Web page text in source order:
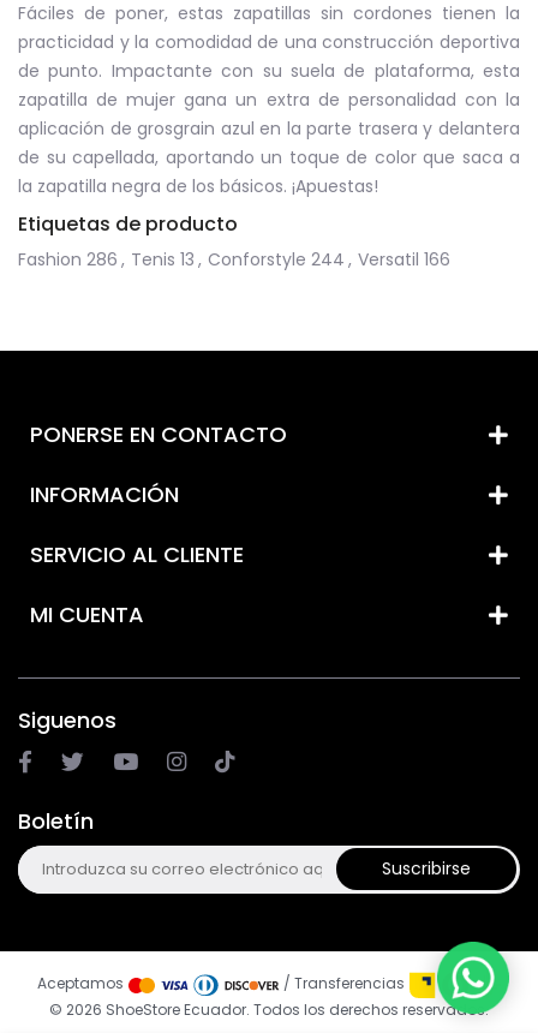
Fáciles de poner, estas zapatillas sin cordones tienen la
practicidad y la comodidad de una construcción deportiva
de punto. Impactante con su suela de plataforma, esta
zapatilla de mujer gana un extra de personalidad con la
aplicación de grosgrain azul en la parte trasera y delantera
de su capellada, aportando un toque de color que saca a
la zapatilla negra de los básicos. ¡Apuestas!
Etiquetas de producto
Fashion 286 , Tenis 13 , Conforstyle 244 , Versatil 166
PONERSE EN CONTACTO
INFORMACIÓN
SERVICIO AL CLIENTE
MI CUENTA
Siguenos
Boletín
Suscribirse
© 2026 ShoeStore Ecuador. Todos los derechos reservados.
Aceptamos / Transferencias